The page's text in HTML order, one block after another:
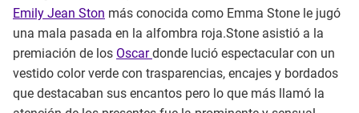
Emily Jean Ston más conocida como Emma Stone le jugó
una mala pasada en la alfombra roja.Stone asistió a la
premiación de los Oscardonde lució espectacular con un
vestido color verde con trasparencias, encajes y bordados
que destacaban sus encantos pero lo que más llamó la